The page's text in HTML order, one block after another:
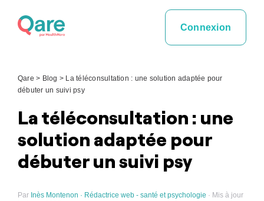
Connexion
Qare > Blog > La téléconsultation : une solution adaptée pour
débuter un suivi psy
La téléconsultation : une
solution adaptée pour
débuter un suivi psy
Par Inès Montenon · Rédactrice web - santé et psychologie · Mis à jour